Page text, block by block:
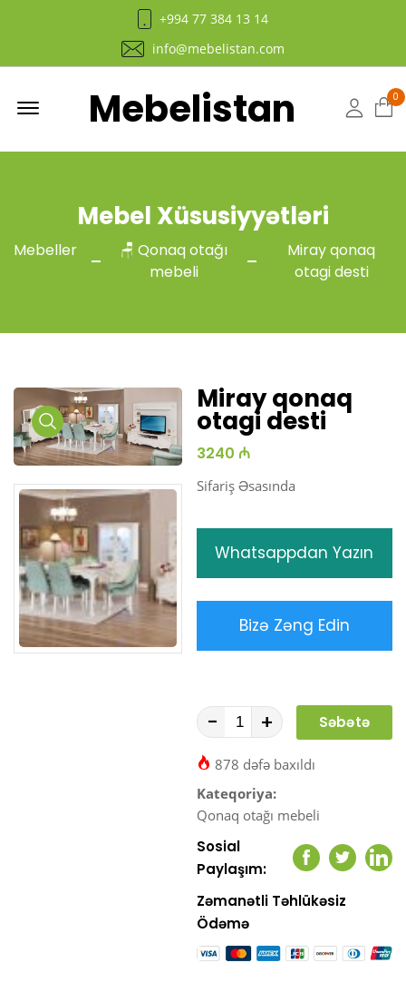
+994 77 384 13 14
info@mebelistan.com
Mebelistan 0
Mebel Xüsusiyyətləri
Mebeller
🪑 Qonaq otağı
mebeli
Miray qonaq
otagi desti
Media
Gallery
Miray qonaq
otagi desti
3240 ₼
Sifariş Əsasında
Whatsappdan Yazın
Bizə Zəng Edin
- +
Səbətə
878 dəfə baxıldı
Kateqoriya:
Qonaq otağı mebeli
Sosial
Paylaşım:
Facebook
Twitter
Zəmanətli Təhlükəsiz
Ödəmə